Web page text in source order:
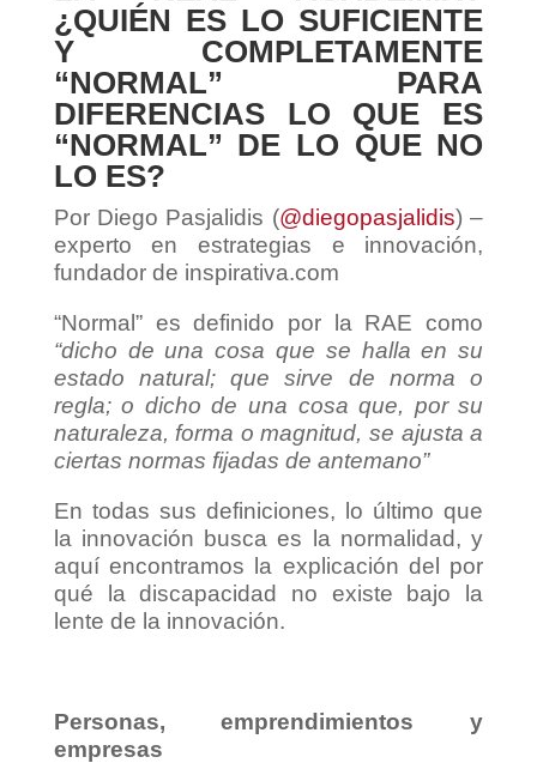
¿QUIÉN ES LO SUFICIENTE
Y COMPLETAMENTE
“NORMAL” PARA
DIFERENCIAS LO QUE ES
“NORMAL” DE LO QUE NO
LO ES?
Por Diego Pasjalidis (@diegopasjalidis) –
experto en estrategias e innovación,
fundador de inspirativa.com
“Normal” es definido por la RAE como
“dicho de una cosa que se halla en su
estado natural; que sirve de norma o
regla; o dicho de una cosa que, por su
naturaleza, forma o magnitud, se ajusta a
ciertas normas fijadas de antemano”
En todas sus definiciones, lo último que
la innovación busca es la normalidad, y
aquí encontramos la explicación del por
qué la discapacidad no existe bajo la
lente de la innovación.
Personas, emprendimientos y
empresas